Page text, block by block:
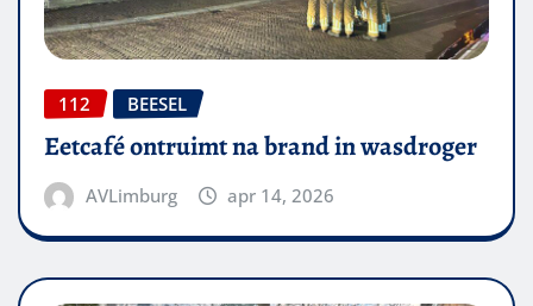
112 BEESEL
Eetcafé ontruimt na brand in wasdroger
AVLimburg apr 14, 2026